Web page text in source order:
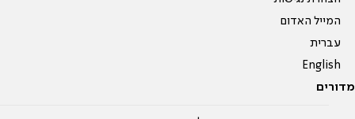
המייל האדום
עברית
English
מדורים